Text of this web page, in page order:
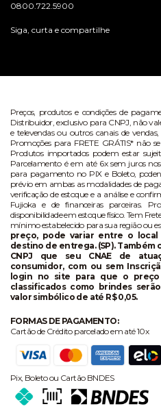
0800.722.5900
Siga, curta e compartilhe
Preços, produtos e condições de
Distribuidor, exclusivo para CNPJ, não
e televendas ou outros canais de
Promoções para FRETE GRÁTIS* não
Produtos importados podem estar
Parcelamento é em até 6x sem juros
para pagamento no PIX e Boleto,
prévio em ambas as modalidades de
verificação de estoque e a análise e
Fujioka e de financeiras parceiras.
disponibilidade em estoque físico. Tem
mínimo estabelecido para sua região ou
preço, pode variar entre o
destino de entrega. (SP).
CNPJ que seu CNAE de
consumidor, com ou sem
login no site para que o
classificados como brindes
valor simbólico de até R$ 0,05.
FORMAS DE PAGAMENTO:
Cartão de Crédito parcelado em até 10x
Pix, Boleto ou Cartão BNDES